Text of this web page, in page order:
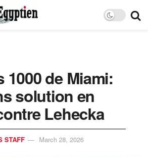
1000 de Miami:
solution en
Lehecka
STAFF March 28, 2026